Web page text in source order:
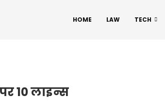
HOME LAW TECH
10 लाइन्स